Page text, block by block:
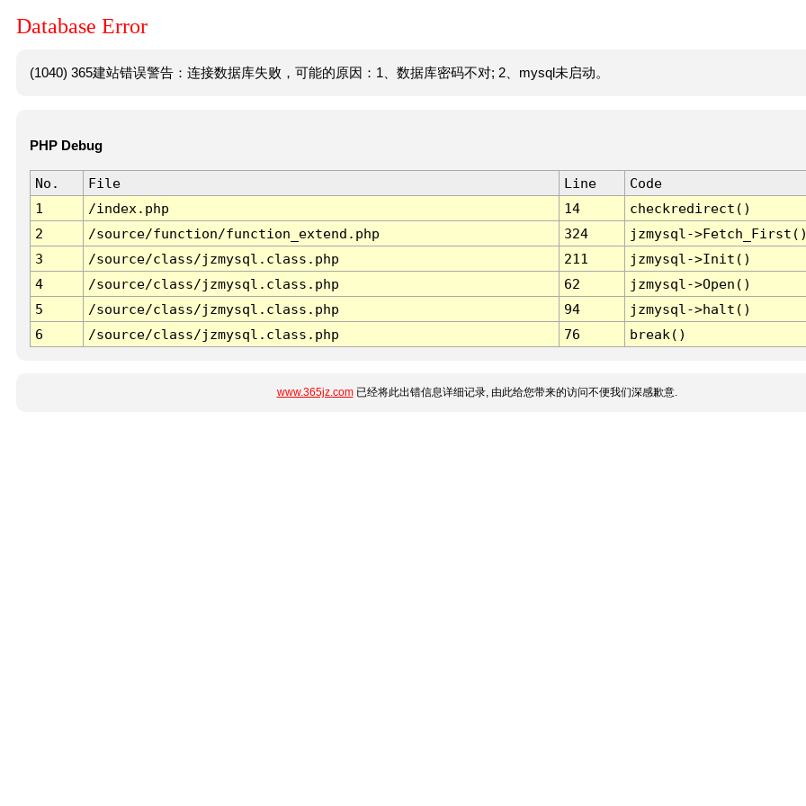
Database Error
(1040) 365建站错误警告：连接数据库失败，可能的原因：1、数据库密码不对; 2、mysql未启动。
PHP Debug
No. File Line
Code
1
/index.php 14
checkredirect()
2
/source/function/function_extend.php 324
jzmysql-
3
/source/class/jzmysql.class.php 211
jzmysql->Init()
4
/source/class/jzmysql.class.php 62
jzmysql->Open()
5
/source/class/jzmysql.class.php 94
jzmysql->halt()
6
/source/class/jzmysql.class.php 76 break()
www.365jz.com已经将此出错信息详细记录, 由此给您带来的访问不便我们深感歉意.